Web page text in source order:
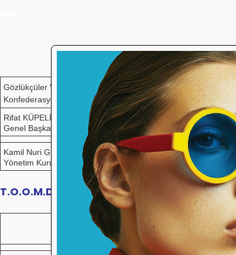
Gözlükçüler Ve Optisyenler
Konfederasyonu Temsilcileri
Rifat KÜPELİ
Genel Başkan
Burçin KÜÇÜKÖREN
Başkan Yardımcısı
Kamil Nuri GİZER
Yönetim Kurulu Üyesi
Fatih İŞÇİMEN
Sayman
T.O.O.M.D Temsilcileri
Tuğrul Uğurlu
Genel Başkan